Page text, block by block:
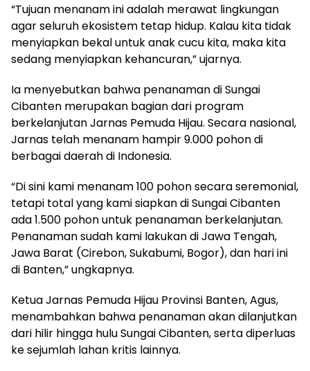
​“Tujuan menanam ini adalah merawat lingkungan
agar seluruh ekosistem tetap hidup. Kalau kita tidak
menyiapkan bekal untuk anak cucu kita, maka kita
sedang menyiapkan kehancuran,” ujarnya.
​Ia menyebutkan bahwa penanaman di Sungai
Cibanten merupakan bagian dari program
berkelanjutan Jarnas Pemuda Hijau. Secara nasional,
Jarnas telah menanam hampir 9.000 pohon di
berbagai daerah di Indonesia.
​“Di sini kami menanam 100 pohon secara seremonial,
tetapi total yang kami siapkan di Sungai Cibanten
ada 1.500 pohon untuk penanaman berkelanjutan.
Penanaman sudah kami lakukan di Jawa Tengah,
Jawa Barat (Cirebon, Sukabumi, Bogor), dan hari ini
di Banten,” ungkapnya.
​Ketua Jarnas Pemuda Hijau Provinsi Banten, Agus,
menambahkan bahwa penanaman akan dilanjutkan
dari hilir hingga hulu Sungai Cibanten, serta diperluas
ke sejumlah lahan kritis lainnya.